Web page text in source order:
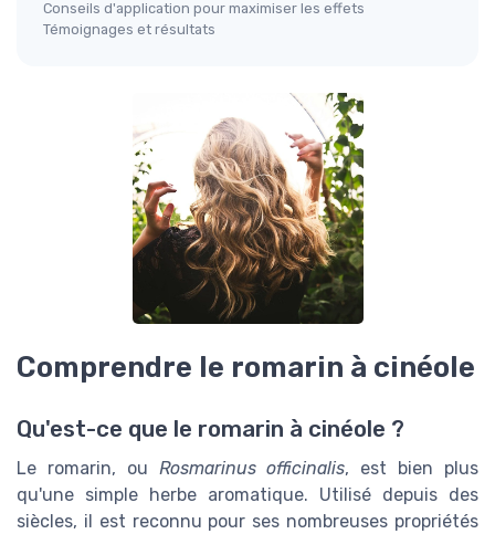
Conseils d'application pour maximiser les effets
Témoignages et résultats
Comprendre le romarin à cinéole
Qu'est-ce que le romarin à cinéole ?
Le romarin, ou Rosmarinus officinalis, est bien plus
qu'une simple herbe aromatique. Utilisé depuis des
siècles, il est reconnu pour ses nombreuses propriétés